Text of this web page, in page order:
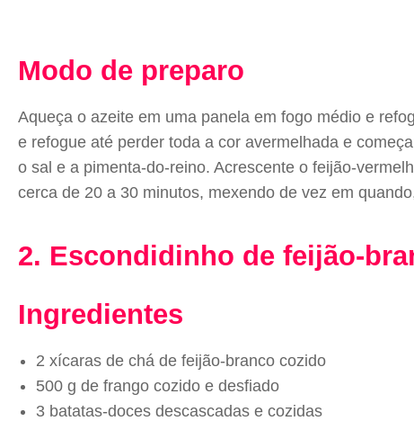
Modo de preparo
Aqueça o azeite em uma panela em fogo médio e
e refogue até perder toda a cor avermelhada e
o sal e a pimenta-do-reino. Acrescente o feijão-
cerca de 20 a 30 minutos, mexendo de vez em
2. Escondidinho de feijão-
Ingredientes
2 xícaras de chá de feijão-branco cozido
500 g de frango cozido e desfiado
3 batatas-doces descascadas e cozidas